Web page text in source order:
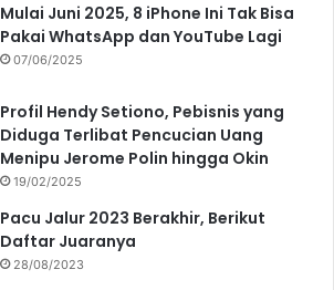
Mulai Juni 2025, 8 iPhone Ini Tak Bisa
Pakai WhatsApp dan YouTube Lagi
07/06/2025
Profil Hendy Setiono, Pebisnis yang
Diduga Terlibat Pencucian Uang
Menipu Jerome Polin hingga Okin
19/02/2025
Pacu Jalur 2023 Berakhir, Berikut
Daftar Juaranya
28/08/2023